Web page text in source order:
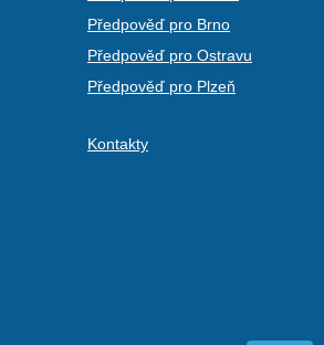
Předpověď pro Brno
Předpověď pro Ostravu
Předpověď pro Plzeň
Kontakty